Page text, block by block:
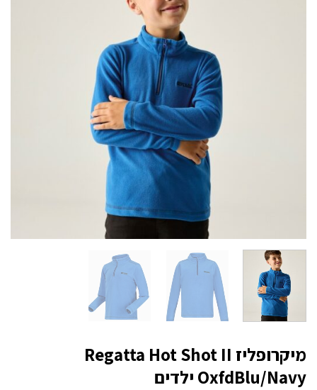
מיקרופליז Regatta Hot Shot II
OxfdBlu/Navy ילדים